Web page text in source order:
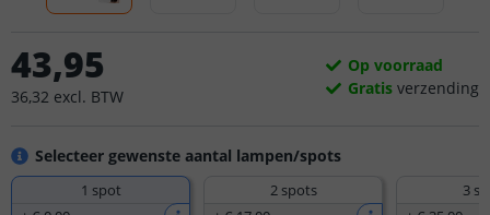
Selecteer gewenste aantal lampen/spots
1 spot
2 spots
3
43,95
36,32 excl. BTW
Op voorraad
Gratis verzending